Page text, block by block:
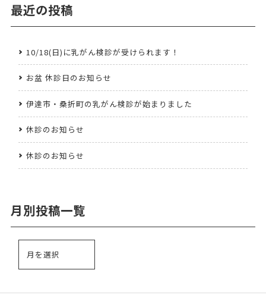
最近の投稿
10/18(日)に乳がん検診が受けられます！
お盆 休診日のお知らせ
伊達市・桑折町の乳がん検診が始まりました
休診のお知らせ
休診のお知らせ
月別投稿一覧